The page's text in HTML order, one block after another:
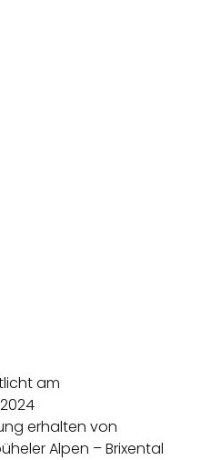
am
erhalten von
Alpen – Brixental